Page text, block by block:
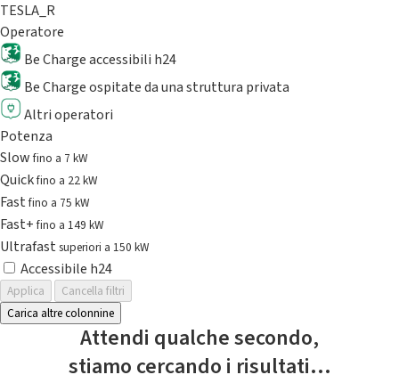
TESLA_R
Operatore
Be Charge accessibili h24
Be Charge ospitate da una struttura privata
Altri operatori
Potenza
Slowfino a 7 kW
Quickfino a 22 kW
Fastfino a 75 kW
Fast+fino a 149 kW
Ultrafast superiori a 150 kW
Accessibile h24
Applica
Cancella filtri
Carica altre colonnine
Attendi qualche secondo,
stiamo cercando i risultati...